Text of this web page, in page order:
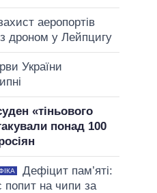
аеропортів
з дроном у Лейпцигу
України
«тіньового
понад 100
Дефіцит пам’яті:
попит на чипи за